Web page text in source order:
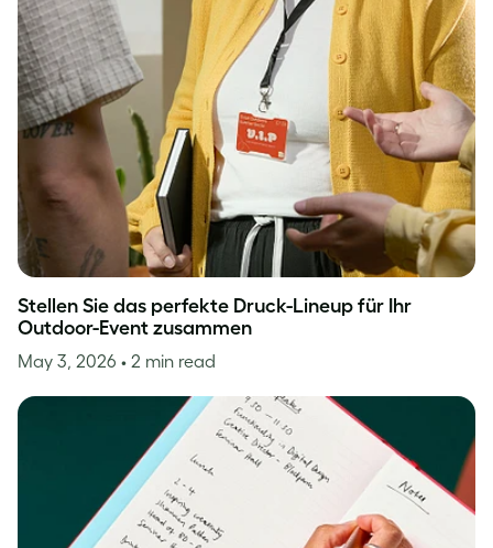
Stellen Sie das perfekte Druck-Lineup für Ihr
Outdoor-Event zusammen
May 3, 2026 • 2 min read